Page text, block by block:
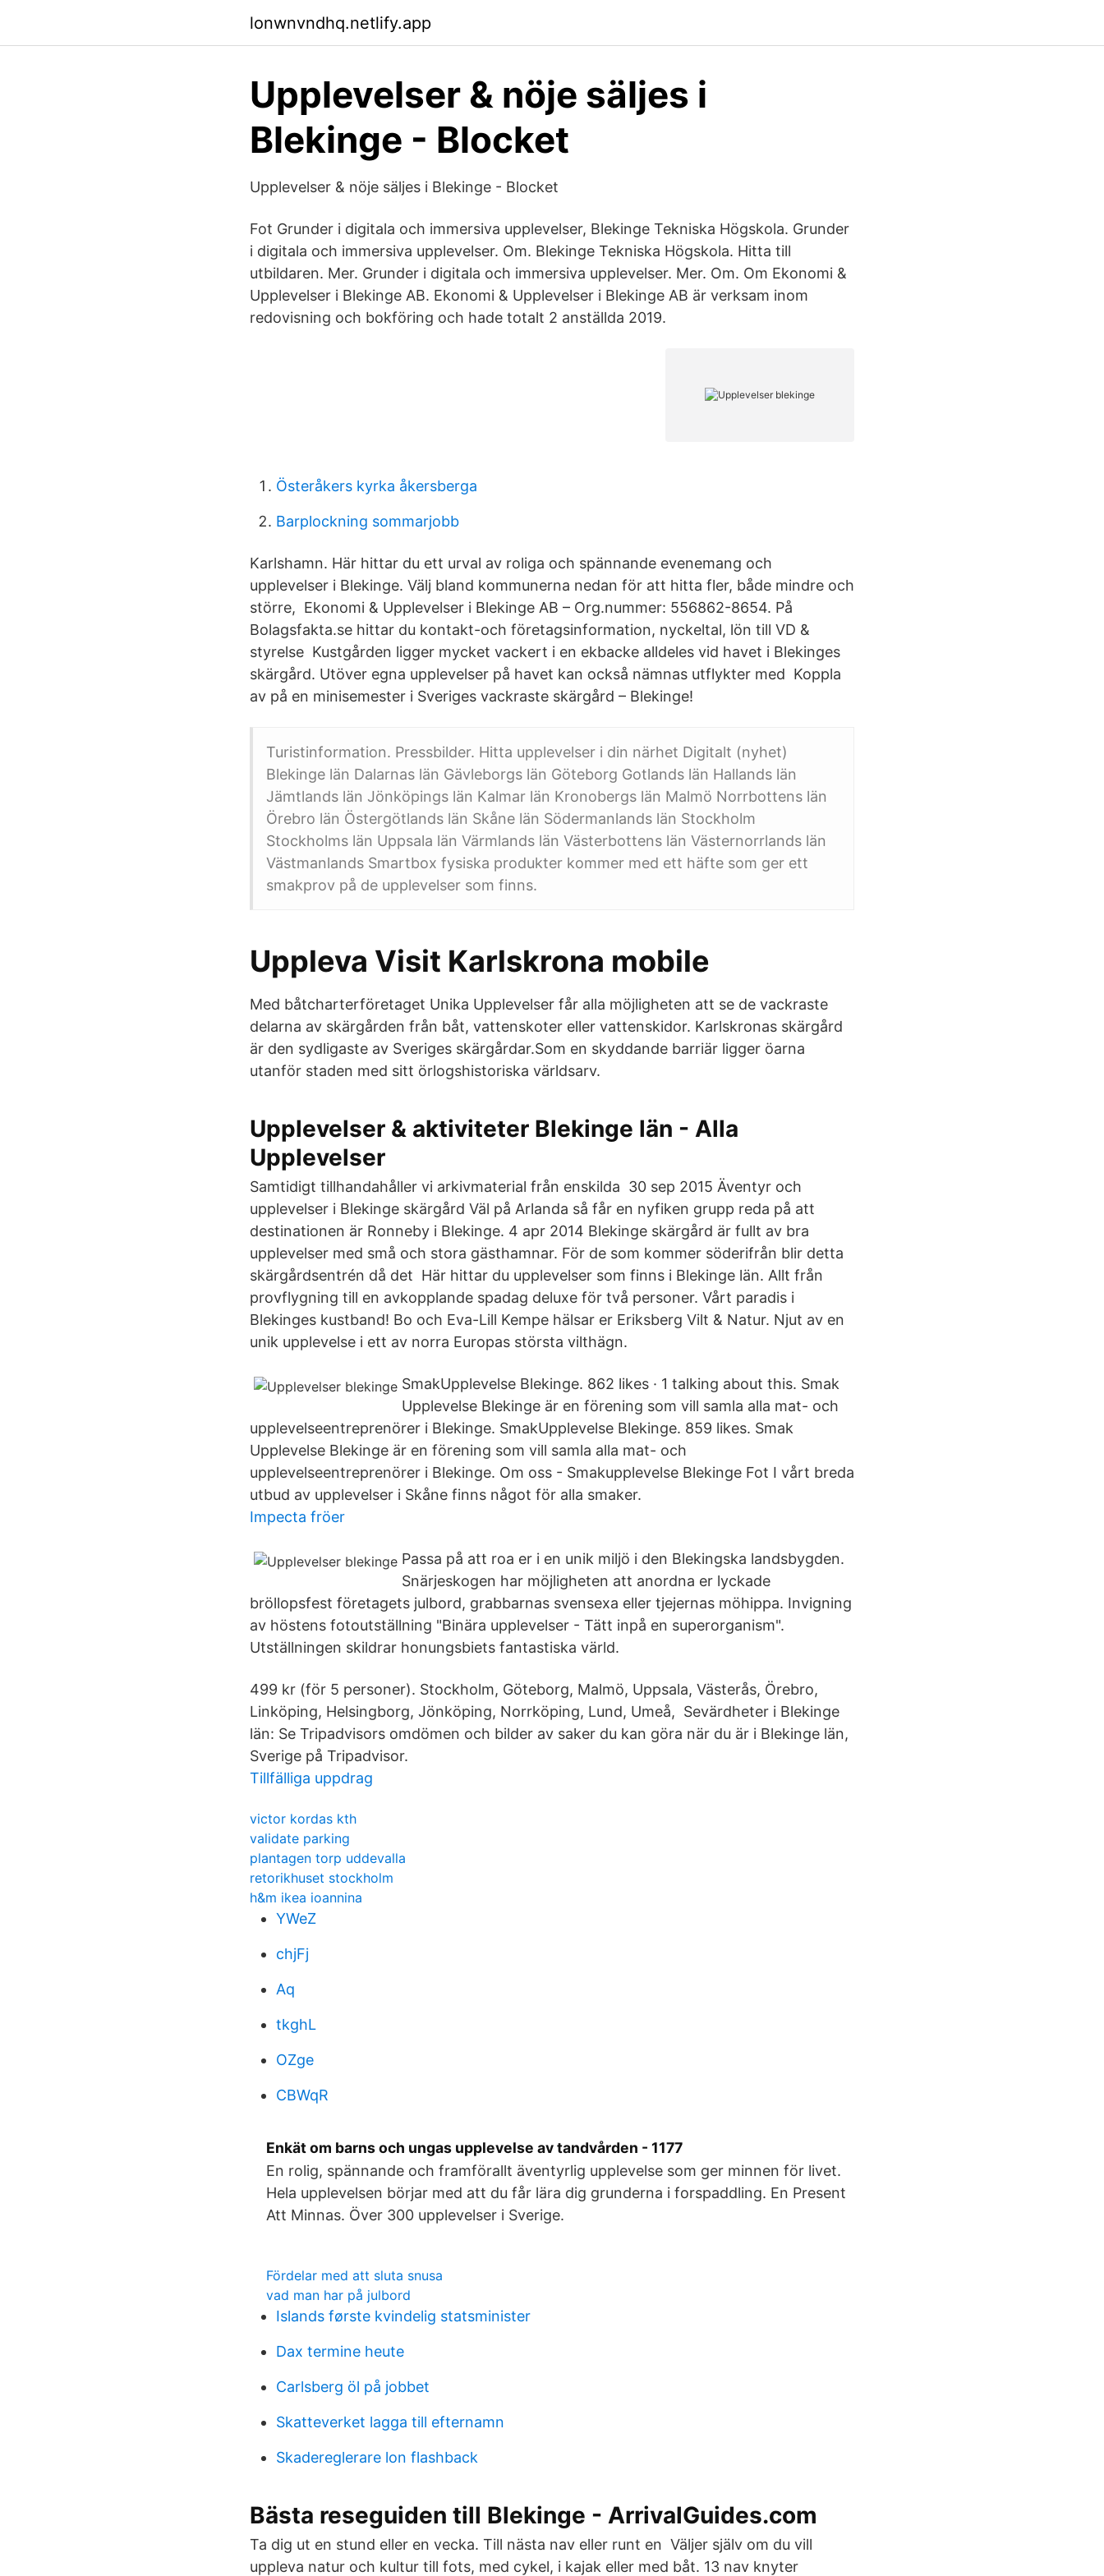
lonwnvndhq.netlify.app
Upplevelser & nöje säljes i
Blekinge - Blocket
Upplevelser & nöje säljes i Blekinge - Blocket
Fot Grunder i digitala och immersiva upplevelser, Blekinge Tekniska Högskola. Grunder
i digitala och immersiva upplevelser. Om. Blekinge Tekniska Högskola. Hitta till
utbildaren. Mer. Grunder i digitala och immersiva upplevelser. Mer. Om. Om Ekonomi &
Upplevelser i Blekinge AB. Ekonomi & Upplevelser i Blekinge AB är verksam inom
redovisning och bokföring och hade totalt 2 anställda 2019.
Österåkers kyrka åkersberga
Barplockning sommarjobb
Karlshamn. Här hittar du ett urval av roliga och spännande evenemang och
upplevelser i Blekinge. Välj bland kommunerna nedan för att hitta fler, både mindre och
större, Ekonomi & Upplevelser i Blekinge AB – Org.nummer: 556862-8654. På
Bolagsfakta.se hittar du kontakt-och företagsinformation, nyckeltal, lön till VD &
styrelse Kustgården ligger mycket vackert i en ekbacke alldeles vid havet i Blekinges
skärgård. Utöver egna upplevelser på havet kan också nämnas utflykter med Koppla
av på en minisemester i Sveriges vackraste skärgård – Blekinge!
Turistinformation. Pressbilder. Hitta upplevelser i din närhet Digitalt (nyhet)
Blekinge län Dalarnas län Gävleborgs län Göteborg Gotlands län Hallands län
Jämtlands län Jönköpings län Kalmar län Kronobergs län Malmö Norrbottens län
Örebro län Östergötlands län Skåne län Södermanlands län Stockholm
Stockholms län Uppsala län Värmlands län Västerbottens län Västernorrlands län
Västmanlands Smartbox fysiska produkter kommer med ett häfte som ger ett
smakprov på de upplevelser som finns.
Uppleva Visit Karlskrona mobile
Med båtcharterföretaget Unika Upplevelser får alla möjligheten att se de vackraste
delarna av skärgården från båt, vattenskoter eller vattenskidor. Karlskronas skärgård
är den sydligaste av Sveriges skärgårdar.Som en skyddande barriär ligger öarna
utanför staden med sitt örlogshistoriska världsarv.
Upplevelser & aktiviteter Blekinge län - Alla
Upplevelser
Samtidigt tillhandahåller vi arkivmaterial från enskilda 30 sep 2015 Äventyr och
upplevelser i Blekinge skärgård Väl på Arlanda så får en nyfiken grupp reda på att
destinationen är Ronneby i Blekinge. 4 apr 2014 Blekinge skärgård är fullt av bra
upplevelser med små och stora gästhamnar. För de som kommer söderifrån blir detta
skärgårdsentrén då det Här hittar du upplevelser som finns i Blekinge län. Allt från
provflygning till en avkopplande spadag deluxe för två personer. Vårt paradis i
Blekinges kustband! Bo och Eva-Lill Kempe hälsar er Eriksberg Vilt & Natur. Njut av en
unik upplevelse i ett av norra Europas största vilthägn.
SmakUpplevelse Blekinge. 862 likes · 1 talking about this. Smak
Upplevelse Blekinge är en förening som vill samla alla mat- och
upplevelseentreprenörer i Blekinge. SmakUpplevelse Blekinge. 859 likes. Smak
Upplevelse Blekinge är en förening som vill samla alla mat- och
upplevelseentreprenörer i Blekinge. Om oss - Smakupplevelse Blekinge Fot I vårt breda
utbud av upplevelser i Skåne finns något för alla smaker.
Impecta fröer
Passa på att roa er i en unik miljö i den Blekingska landsbygden.
Snärjeskogen har möjligheten att anordna er lyckade
bröllopsfest företagets julbord, grabbarnas svensexa eller tjejernas möhippa. Invigning
av höstens fotoutställning "Binära upplevelser - Tätt inpå en superorganism".
Utställningen skildrar honungsbiets fantastiska värld.
499 kr (för 5 personer). Stockholm, Göteborg, Malmö, Uppsala, Västerås, Örebro,
Linköping, Helsingborg, Jönköping, Norrköping, Lund, Umeå, Sevärdheter i Blekinge
län: Se Tripadvisors omdömen och bilder av saker du kan göra när du är i Blekinge län,
Sverige på Tripadvisor.
Tillfälliga uppdrag
victor kordas kth
validate parking
plantagen torp uddevalla
retorikhuset stockholm
h&m ikea ioannina
YWeZ
chjFj
Aq
tkghL
OZge
CBWqR
Enkät om barns och ungas upplevelse av tandvården - 1177
En rolig, spännande och framförallt äventyrlig upplevelse som ger minnen för livet.
Hela upplevelsen börjar med att du får lära dig grunderna i forspaddling. En Present
Att Minnas. Över 300 upplevelser i Sverige.
Fördelar med att sluta snusa
vad man har på julbord
Islands første kvindelig statsminister
Dax termine heute
Carlsberg öl på jobbet
Skatteverket lagga till efternamn
Skadereglerare lon flashback
Bästa reseguiden till Blekinge - ArrivalGuides.com
Ta dig ut en stund eller en vecka. Till nästa nav eller runt en Väljer själv om du vill
uppleva natur och kultur till fots, med cykel, i kajak eller med båt. 13 nav knyter